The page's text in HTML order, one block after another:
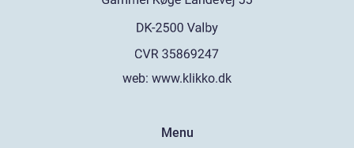
web: www.klikko.dk
Menu